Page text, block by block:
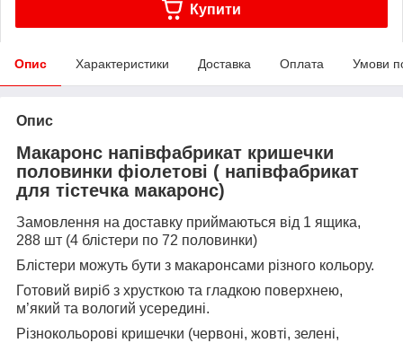
Купити
Опис Характеристики Доставка Оплата Умови
Опис
Макаронс напівфабрикат кришечки
половинки фіолетові ( напівфабрикат
для тістечка макаронс)
Замовлення на доставку приймаються від 1 ящика,
288 шт (4 блістери по 72 половинки)
Блістери можуть бути з макаронсами різного кольору.
Готовий виріб з хрусткою та гладкою поверхнею,
м’який та вологий усередині.
Різнокольорові кришечки (червоні, жовті, зелені,